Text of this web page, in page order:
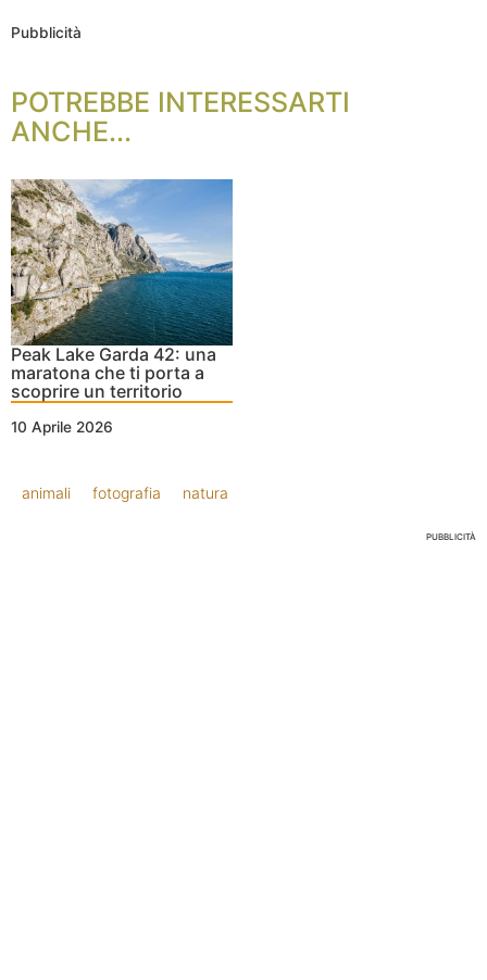
Pubblicità
POTREBBE INTERESSARTI
ANCHE...
Peak Lake Garda 42: una
maratona che ti porta a
scoprire un territorio
10 Aprile 2026
animali fotografia natura
PUBBLICITÀ